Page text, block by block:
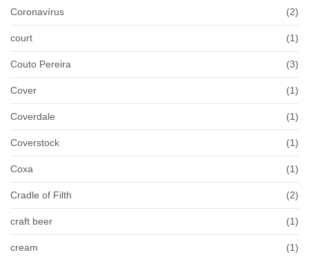
Coronavírus (2)
court (1)
Couto Pereira (3)
Cover (1)
Coverdale (1)
Coverstock (1)
Coxa (1)
Cradle of Filth (2)
craft beer (1)
cream (1)